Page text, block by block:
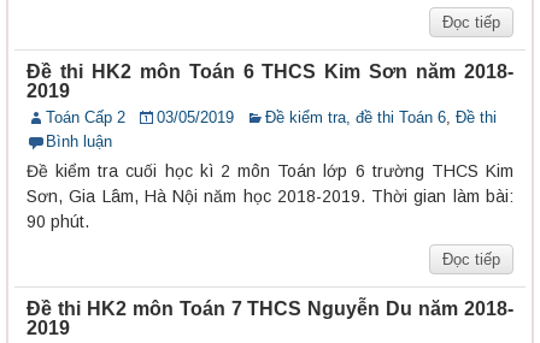
Đọc tiếp
Đề thi HK2 môn Toán 6 THCS Kim Sơn năm 2018-
2019
Toán Cấp 2 03/05/2019 Đề kiểm tra, đề thi Toán 6 Đề thi
Bình luận
Đề kiểm tra cuối học kì 2 môn Toán lớp 6 trường THCS Kim
Sơn, Gia Lâm, Hà Nội năm học 2018-2019. Thời gian làm bài:
90 phút.
Đọc tiếp
Đề thi HK2 môn Toán 7 THCS Nguyễn Du năm 2018-
2019